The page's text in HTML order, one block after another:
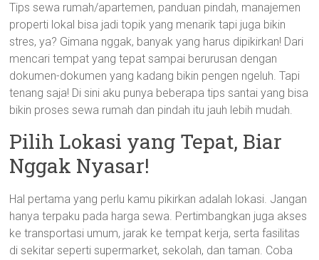
Tips sewa rumah/apartemen, panduan pindah, manajemen
properti lokal bisa jadi topik yang menarik tapi juga bikin
stres, ya? Gimana nggak, banyak yang harus dipikirkan! Dari
mencari tempat yang tepat sampai berurusan dengan
dokumen-dokumen yang kadang bikin pengen ngeluh. Tapi
tenang saja! Di sini aku punya beberapa tips santai yang bisa
bikin proses sewa rumah dan pindah itu jauh lebih mudah.
Pilih Lokasi yang Tepat, Biar
Nggak Nyasar!
Hal pertama yang perlu kamu pikirkan adalah lokasi. Jangan
hanya terpaku pada harga sewa. Pertimbangkan juga akses
ke transportasi umum, jarak ke tempat kerja, serta fasilitas
di sekitar seperti supermarket, sekolah, dan taman. Coba